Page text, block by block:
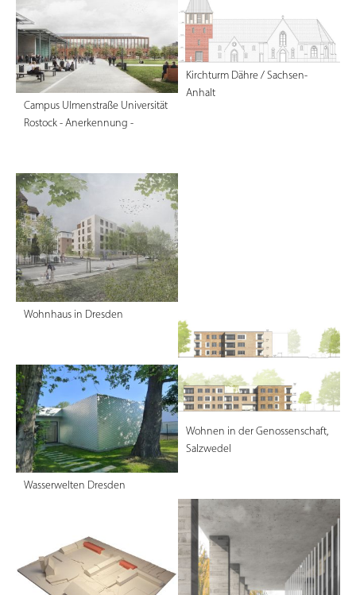
Kirchturm Dähre / Sachsen-
Anhalt
Campus Ulmenstraße Universität
Rostock - Anerkennung -
Wohnhaus in Dresden
Wohnen in der Genossenschaft,
Salzwedel
Wasserwelten Dresden